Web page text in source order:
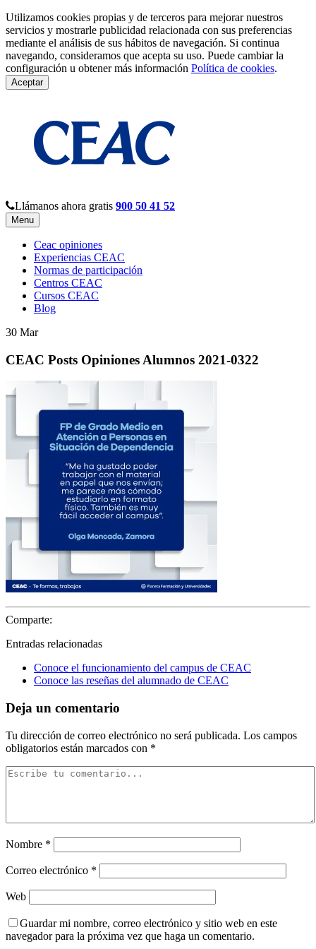
Utilizamos cookies propias y de terceros para mejorar nuestros
servicios y mostrarle publicidad relacionada con sus preferencias
mediante el análisis de sus hábitos de navegación. Si continua
navegando, consideramos que acepta su uso. Puede cambiar la
configuración u obtener más información Política de cookies.
Aceptar
Llámanos ahora gratis 900 50 41 52
Menu
Ceac opiniones
Experiencias CEAC
Normas de participación
Centros CEAC
Cursos CEAC
Blog
30 Mar
CEAC Posts Opiniones Alumnos 2021-0322
Comparte:
Entradas relacionadas
Conoce el funcionamiento del campus de CEAC
Conoce las reseñas del alumnado de CEAC
Deja un comentario
Tu dirección de correo electrónico no será publicada. Los campos
obligatorios están marcados con *
Nombre *
Correo electrónico *
Web
Guardar mi nombre, correo electrónico y sitio web en este
navegador para la próxima vez que haga un comentario.